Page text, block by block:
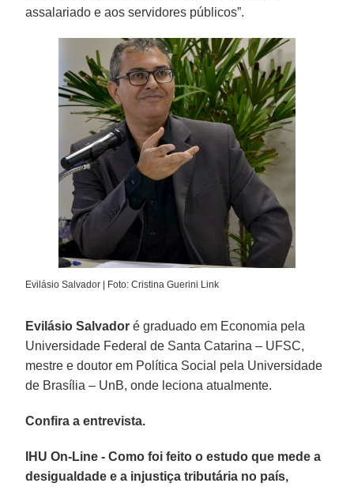
assalariado e aos servidores públicos”.
Evilásio Salvador | Foto: Cristina Guerini Link
Evilásio Salvador é graduado em Economia pela
Universidade Federal de Santa Catarina – UFSC,
mestre e doutor em Política Social pela Universidade
de Brasília – UnB, onde leciona atualmente.
Confira a entrevista.
IHU On-Line - Como foi feito o estudo que mede a
desigualdade e a injustiça tributária no país,